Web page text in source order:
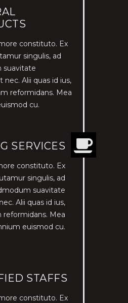
constituto. Ex
singulis, ad
suavitate
nec. Alii quas id ius,
reformidans. Mea
cu.
SERVICES
constituto. Ex
singulis, ad
suavitate
Alii quas id ius,
reformidans. Mea
euismod cu.
STAFFS
constituto. Ex